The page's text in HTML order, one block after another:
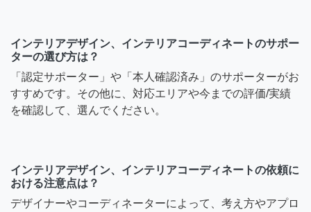
インテリアデザイン、インテリアコーディネートのサポー
ターの選び方は？
「認定サポーター」や「本人確認済み」のサポーターがお
すすめです。その他に、対応エリアや今までの評価/実績
を確認して、選んでください。
インテリアデザイン、インテリアコーディネートの依頼に
おける注意点は？
デザイナーやコーディネーターによって、考え方やアプロ